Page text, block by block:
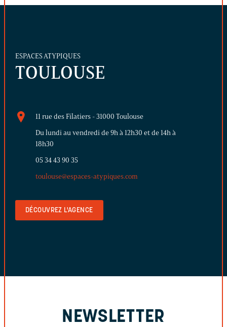
ESPACES ATYPIQUES
TOULOUSE
11 rue des Filatiers - 31000 Toulouse
Du lundi au vendredi de 9h à 12h30 et de 14h à
18h30
05 34 43 90 35
toulouse@espaces-atypiques.com
DÉCOUVREZ L'AGENCE
NEWSLETTER